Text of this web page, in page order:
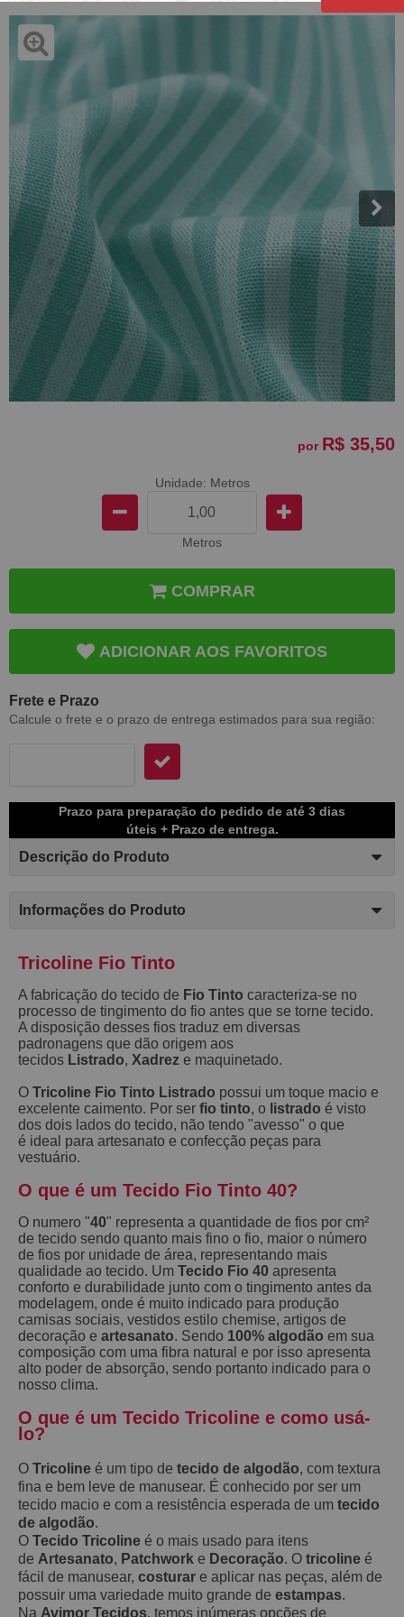
por R$ 35,50
Unidade: Metros
Metros
COMPRAR
ADICIONAR AOS FAVORITOS
Frete e Prazo
Calcule o frete e o prazo de entrega estimados para sua região:
Prazo para preparação do pedido de até 3 dias
úteis + Prazo de entrega.
Descrição do Produto
Informações do Produto
Tricoline Fio Tinto
A fabricação do tecido de Fio Tinto caracteriza-se no
processo de tingimento do fio antes que se torne tecido.
A disposição desses fios traduz em diversas
padronagens que dão origem aos
tecidos Listrado, Xadrez e maquinetado.
O Tricoline Fio Tinto Listrado possui um toque macio e
excelente caimento. Por ser fio tinto, o listrado é visto
dos dois lados do tecido, não tendo "avesso" o que
é ideal para artesanato e confecção peças para
vestuário.
O que é um Tecido Fio Tinto 40?
O numero "40" representa a quantidade de fios por cm²
de tecido sendo quanto mais fino o fio, maior o número
de fios por unidade de área, representando mais
qualidade ao tecido. Um Tecido Fio 40 apresenta
conforto e durabilidade junto com o tingimento antes da
modelagem, onde é muito indicado para produção
camisas sociais, vestidos estilo chemise, artigos de
decoração e artesanato. Sendo 100% algodão em sua
composição com uma fibra natural e por isso apresenta
alto poder de absorção, sendo portanto indicado para o
nosso clima.
O que é um Tecido Tricoline e como usá-
lo?
O Tricoline é um tipo de tecido de algodão, com textura
fina e bem leve de manusear. É conhecido por ser um
tecido macio e com a resistência esperada de um tecido
de algodão.
O Tecido Tricoline é o mais usado para itens
de Artesanato, Patchwork e Decoração. O tricoline é
fácil de manusear, costurar e aplicar nas peças, além de
possuir uma variedade muito grande de estampas.
Na Avimor Tecidos, temos inúmeras opções de